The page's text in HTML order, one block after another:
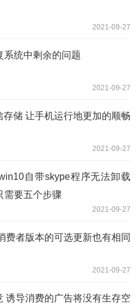
2021-09-27
系统中剩余的问题
2021-09-27
储 让手机运行地更加的顺畅
2021-09-27
自带skype程序无法卸载
需要五个步骤
2021-09-27
费者版本的可选更新也有相同
2021-09-27
诱导消费的广告将没有生存空